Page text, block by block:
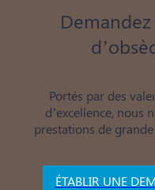
Portés par des
d’excellence, nous
prestations de
ÉTABLIR UNE